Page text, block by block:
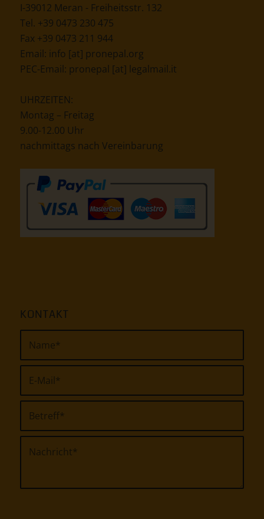
I-39012 Meran - Freiheitsstr. 132
Tel. +39 0473 230 475
Fax +39 0473 211 944
Email: info [at] pronepal.org
PEC-Email: pronepal [at] legalmail.it
UHRZEITEN:
Montag – Freitag
9.00-12.00 Uhr
nachmittags nach Vereinbarung
KONTAKT